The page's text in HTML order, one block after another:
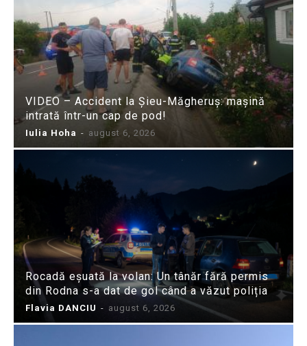
VIDEO – Accident la Șieu-Măgheruș: mașină
intrată într-un cap de pod!
Iulia Hoha - august 6, 2026
Rocadă eșuată la volan: Un tânăr fără permis
din Rodna s-a dat de gol când a văzut poliția
Flavia DANCIU - august 6, 2026